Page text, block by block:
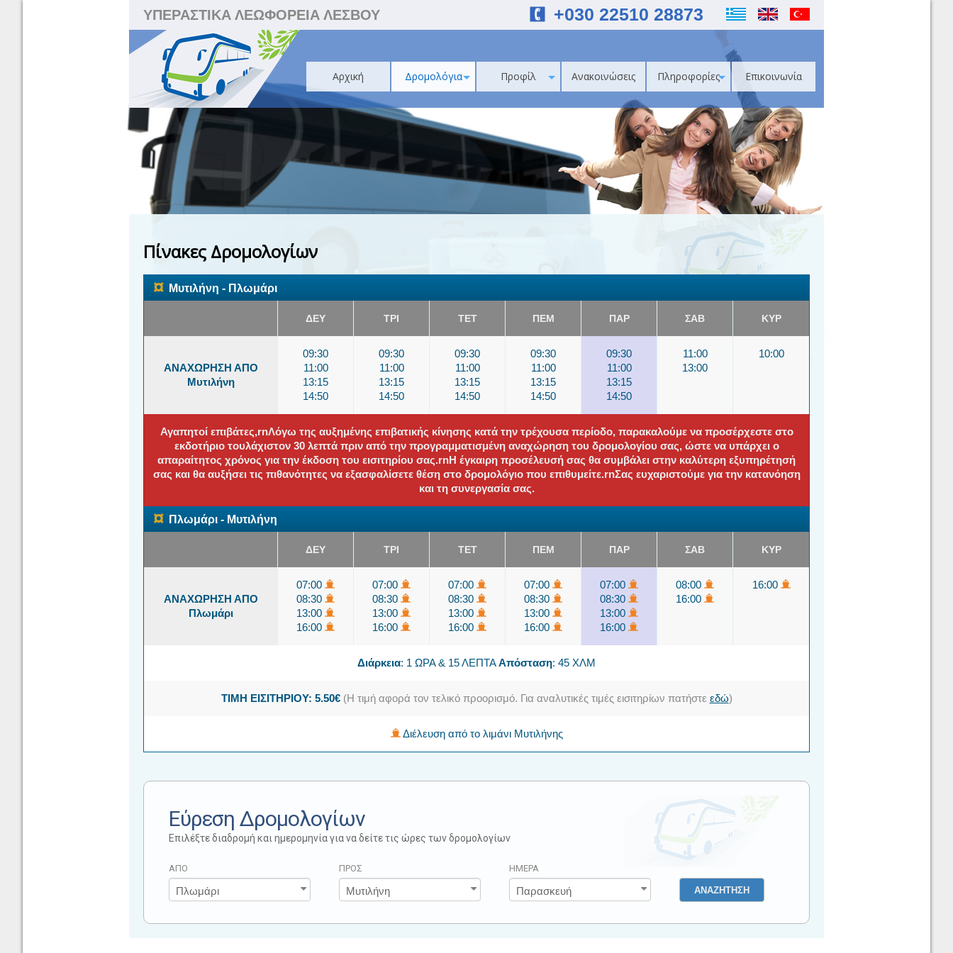
ΥΠΕΡΑΣΤΙΚΑ ΛΕΩΦΟΡΕΙΑ ΛΕΣΒΟΥ +030 22510 28873
Αρχική Δρομολόγια Προφίλ Ανακοινώσεις Πληροφορίες Επικοινωνία
Πίνακες Δρομολογίων
¤ Μυτιλήνη - Πλωμάρι
ΔΕΥ ΤΡΙ ΤΕΤ ΠΕΜ ΠΑΡ ΣΑΒ ΚΥΡ
ΑΝΑΧΩΡΗΣΗ ΑΠΟ
Μυτιλήνη
09:30
11:00
13:15
14:50
09:30
11:00
13:15
14:50
09:30
11:00
13:15
14:50
09:30
11:00
13:15
14:50
09:30
11:00
13:15
14:50
11:00
13:00
10:00
Αγαπητοί επιβάτες,rnΛόγω της αυξημένης επιβατικής κίνησης κατά την τρέχουσα περίοδο, παρακαλούμε να προσέρχεστε στο
εκδοτήριο τουλάχιστον 30 λεπτά πριν από την προγραμματισμένη αναχώρηση του δρομολογίου σας, ώστε να υπάρχει ο
απαραίτητος χρόνος για την έκδοση του εισιτηρίου σας.rnΗ έγκαιρη προσέλευσή σας θα συμβάλει στην καλύτερη εξυπηρέτησή
σας και θα αυξήσει τις πιθανότητες να εξασφαλίσετε θέση στο δρομολόγιο που επιθυμείτε.rnΣας ευχαριστούμε για την κατανόηση
και τη συνεργασία σας.
¤ Πλωμάρι - Μυτιλήνη
ΔΕΥ ΤΡΙ ΤΕΤ ΠΕΜ ΠΑΡ ΣΑΒ ΚΥΡ
ΑΝΑΧΩΡΗΣΗ ΑΠΟ
Πλωμάρι
07:00
08:30
13:00
16:00
07:00
08:30
13:00
16:00
07:00
08:30
13:00
16:00
07:00
08:30
13:00
16:00
07:00
08:30
13:00
16:00
08:00
16:00
16:00
Διάρκεια: 1 ΩΡΑ & 15 ΛΕΠΤΑΑπόσταση: 45 ΧΛΜ
ΤΙΜΗ ΕΙΣΙΤΗΡΙΟΥ: 5.50€ (Η τιμή αφορά τον τελικό προορισμό. Για αναλυτικές τιμές εισιτηρίων πατήστε εδώ)
Διέλευση από το λιμάνι Μυτιλήνης
Εύρεση Δρομολογίων
Επιλέξτε διαδρομή και ημερομηνία για να δείτε τις ώρες των δρομολογίων
ΑΠΟ ΠΡΟΣ ΗΜΕΡΑ